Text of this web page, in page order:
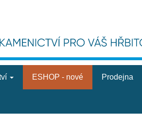
ESHOP - nové Prodejna